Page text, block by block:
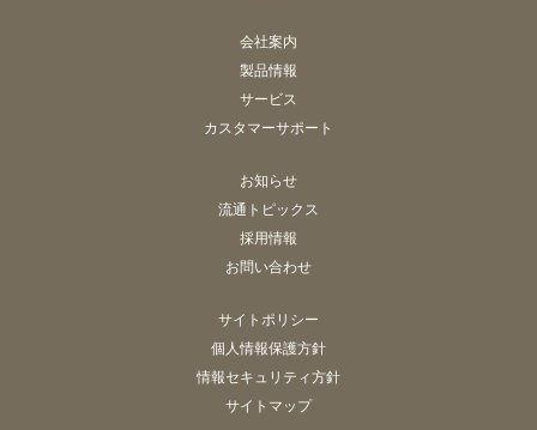
会社案内
製品情報
サービス
カスタマーサポート
お知らせ
流通トピックス
採用情報
お問い合わせ
サイトポリシー
個人情報保護方針
情報セキュリティ方針
サイトマップ